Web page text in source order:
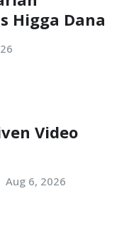
Higga Dana
Video
Aug 6, 2026